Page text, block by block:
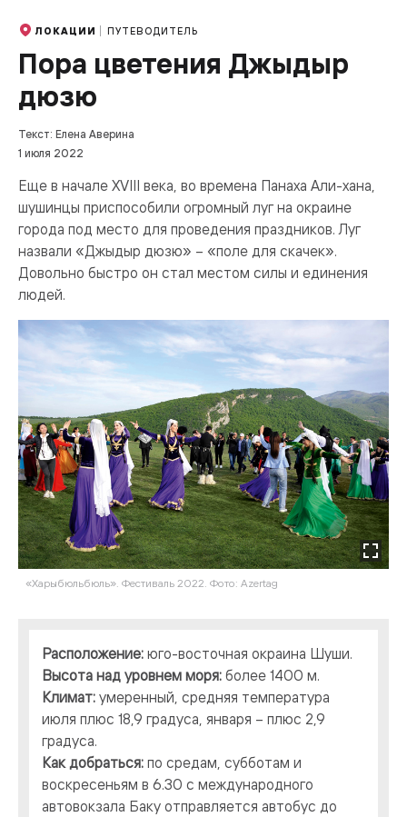
ЛОКАЦИИ ПУТЕВОДИТЕЛЬ
Пора цветения Джыдыр
дюзю
Текст: Елена Аверина
1 июля 2022
Еще в начале XVIII века, во времена Панаха Али-хана,
шушинцы приспособили огромный луг на окраине
города под место для проведения праздников. Луг
назвали «Джыдыр дюзю» – «поле для скачек».
Довольно быстро он стал местом силы и единения
людей.
«Харыбюльбюль». Фестиваль 2022. Фото: Azertag
Расположение: юго-восточная окраина Шуши.
Высота над уровнем моря: более 1400 м.
Климат: умеренный, средняя температура
июля плюс 18,9 градуса, января – плюс 2,9
градуса.
Как добраться: по средам, субботам и
воскресеньям в 6.30 с международного
автовокзала Баку отправляется автобус до